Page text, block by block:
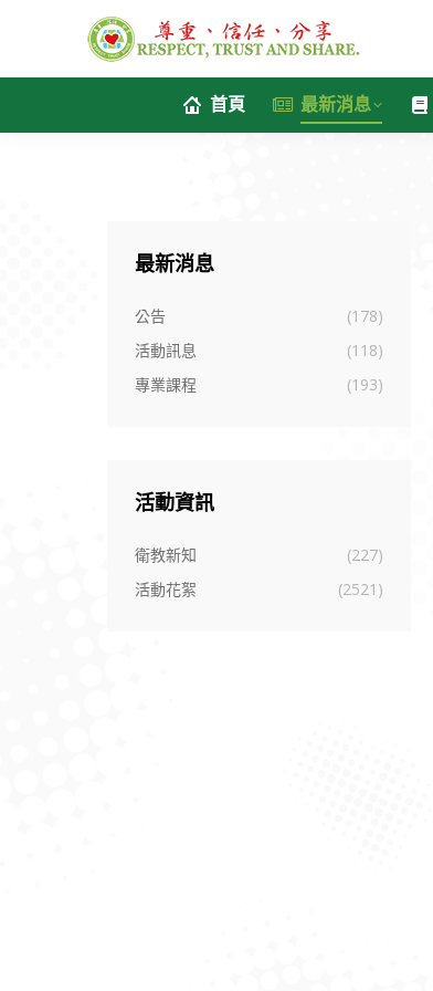
首頁 最新消息
最新消息
公告
(178)
活動訊息
(118)
專業課程
(193)
活動資訊
衛教新知
(227)
活動花絮
(2521)